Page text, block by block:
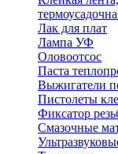
Лак для плат
Лампа УФ
Оловоотсос
Паста
Выжигатели
Пистолеты
Фиксатор
Смазочные